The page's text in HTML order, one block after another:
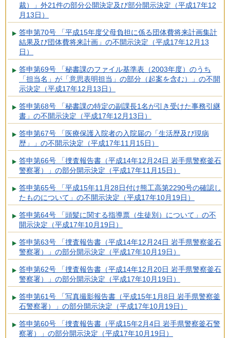
裁）」外21件の部分公開決定及び部分開示決定（平成17年12
月13日）
答申第70号 「平成15年度父母負担に係る団体費将来計画集計
結果及び団体費将来計画」の不開示決定（平成17年12月13
日）
答申第69号 「秘書課のファイル基準表（2003年度）のうち
「担当名」が「意思表明担当」の部分（起案を含む）」の不開
示決定（平成17年12月13日）
答申第68号 「秘書課の特定の副課長1名が引き受けた事務引継
書」の不開示決定（平成17年12月13日）
答申第67号 「医療保護入院者の入院届の「生活歴及び現病
歴」」の不開示決定（平成17年11月15日）
答申第66号 「捜査報告書（平成14年12月24日 岩手県警察釜石
警察署）」の部分開示決定（平成17年11月15日）
答申第65号 「平成15年11月28日付け熊工高第2290号の確認し
たものについて」の不開示決定（平成17年10月19日）
答申第64号 「頭髪に関する指導票（生徒別）について」の不
開示決定（平成17年10月19日）
答申第63号 「捜査報告書（平成14年12月24日 岩手県警察釜石
警察署）」の部分開示決定（平成17年10月19日）
答申第62号 「捜査報告書（平成14年12月20日 岩手県警察釜石
警察署）」の部分開示決定（平成17年10月19日）
答申第61号 「写真撮影報告書（平成15年1月8日 岩手県警察釜
石警察署）」の部分開示決定（平成17年10月19日）
答申第60号 「捜査報告書（平成15年2月4日 岩手県警察釜石警
察署）」の部分開示決定（平成17年10月19日）